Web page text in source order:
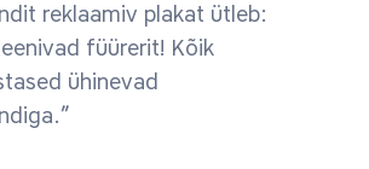
reklaamiv plakat ütleb:
füürerit! Kõik
ühinevad